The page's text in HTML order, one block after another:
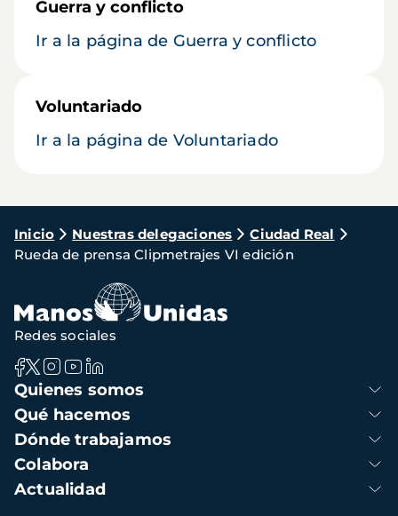
Guerra y conflicto
Ir a la página de Guerra y conflicto
Voluntariado
Ir a la página de Voluntariado
Ruta
de
navegación
Inicio Nuestras delegaciones
Ciudad Real
Rueda de prensa Clipmetrajes VI edición
Navegación
principal
Quienes somos
Qué hacemos
Dónde trabajamos
Colabora
Actualidad
Redes sociales